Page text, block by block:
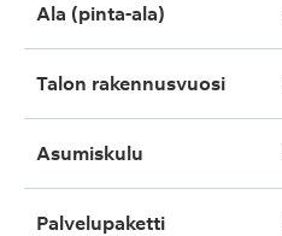
Ala (pinta-ala)
Talon rakennusvuosi
Asumiskulu
Palvelupaketti